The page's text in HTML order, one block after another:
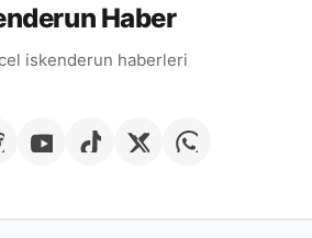
Haber
iskenderun haberleri